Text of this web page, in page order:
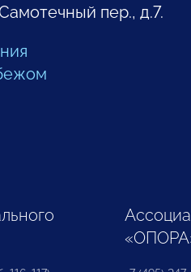
пер., д.7.